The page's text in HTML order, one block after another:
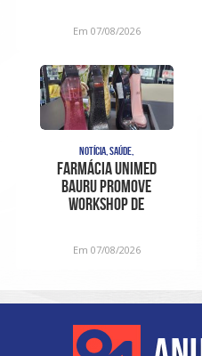
Em 07/08/2026
NOTÍCIA, SAÚDE,
Farmácia Unimed
Bauru promove
Workshop de
Em 07/08/2026